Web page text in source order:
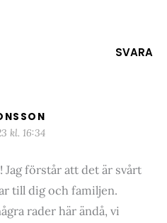
SVARA
kl. 16:34
Jag förstår att det är svårt
till dig och familjen.
rader här ändå, vi